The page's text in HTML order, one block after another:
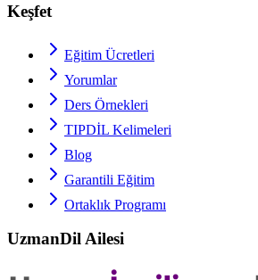
Keşfet
Eğitim Ücretleri
Yorumlar
Ders Örnekleri
TIPDİL Kelimeleri
Blog
Garantili Eğitim
Ortaklık Programı
UzmanDil Ailesi